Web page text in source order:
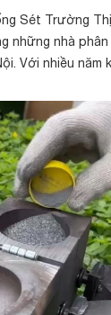
Sét Trường
những nhà
Với nhiều năm